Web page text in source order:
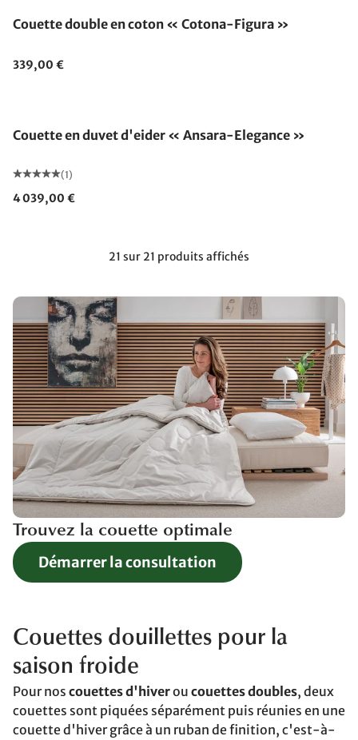
Couette double en coton « Cotona-Figura »
339,00 €
Couette en duvet d'eider « Ansara-Elegance »
(1)
4 039,00 €
21 sur 21 produits affichés
Trouvez la couette optimale
Démarrer la consultation
Couettes douillettes pour la
saison froide
Pour nos couettes d'hiverou couettes doubles, deux
couettes sont piquées séparément puis réunies en une
couette d'hiver grâce à un ruban de finition, c'est-à-